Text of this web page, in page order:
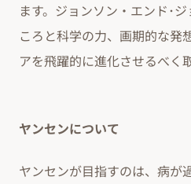
ます。ジョンソン・エンド･
ころと科学の力、画期的な発
アを飛躍的に進化させるべく
ヤンセンについて
ヤンセンが目指すのは、病が